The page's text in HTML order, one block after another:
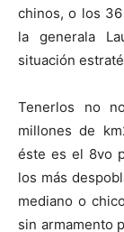
chinos, o los
la generala
situación
Tenerlos no
millones de
éste es el 8vo
los más
mediano o
sin armamento